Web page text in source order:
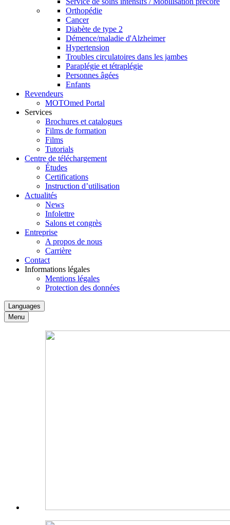
Orthopédie
Cancer
Diabète de type 2
Démence/maladie d'Alzheimer
Hypertension
Troubles circulatoires dans les jambes
Paraplégie et tétraplégie
Personnes âgées
Enfants
Revendeurs
MOTOmed Portal
Services
Brochures et catalogues
Films de formation
Films
Tutorials
Centre de téléchargement
Études
Certifications
Instruction d’utilisation
Actualités
News
Infolettre
Salons et congrès
Entreprise
A propos de nous
Carrière
Contact
Informations légales
Mentions légales
Protection des données
Languages
Menu